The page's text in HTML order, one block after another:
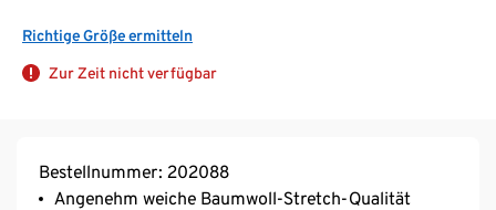
Richtige Größe ermitteln
Zur Zeit nicht verfügbar
Bestellnummer: 202088
Angenehm weiche Baumwoll-Stretch-Qualität